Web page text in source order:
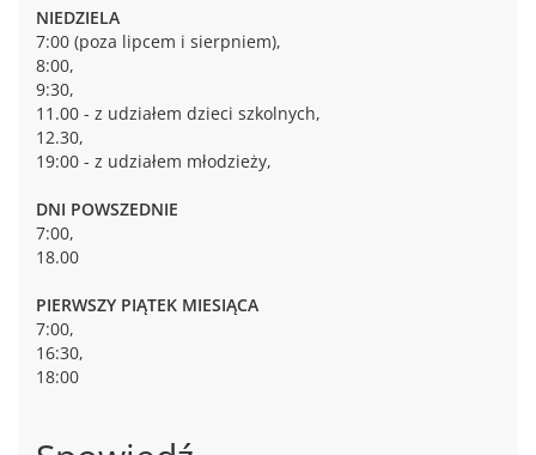
NIEDZIELA
7:00 (poza lipcem i sierpniem),
8:00,
9:30,
11.00 - z udziałem dzieci szkolnych,
12.30,
19:00 - z udziałem młodzieży,
DNI POWSZEDNIE
7:00,
18.00
PIERWSZY PIĄTEK MIESIĄCA
7:00,
16:30,
18:00